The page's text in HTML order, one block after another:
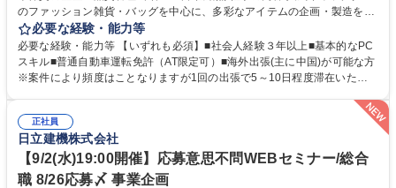
のファッション雑貨・バッグを中心に、多彩なアイテムの企画・製造を手
掛ける当社にて、自社企画・開発商品の生産管理・品質管理を担当。『か
わいい』を届けるやりがいのあるポジションです。 有名ブランドやキャラ
クターライセンスを活用した商品の企画・開発・販売を行っています。企
画段階から納品まで、商品の製造に関わる全てのプロセスにおいて、生産
場へ見積依頼・価格交渉、サンプルの品質確認や検査の手配、ライセンス
元様とのやり取り、輸入関連の書類の管理、国内倉庫での品質チェック、
工場開拓などがございます。 募集職種 【生産管理】キャラクターバック
や雑貨の生産・品質管理/年休125日/転勤無
必要な経験・能力等
必要な経験・能力等 【いずれも必須】■社会人経験３年以上■基本的なPC
スキル■普通自動車運転免許（AT限定可）■海外出張(主に中国)が可能な方
※案件により頻度はことなりますが1回の出張で5～10日程度滞在いただ
め、『コツコツと実直に取り組める方』 ・工場やライセンス元を含む社内
外関係者と友好なコミュニケーションが取れる方 ※折衝は営業担当がメイ
ンで行います。 学歴・資格 学歴：大学院 大学 高専 短大 専修学校 高校 語
学力： 資格：
正社員
日立建機株式会社
【9/2(水)19:00開催】応募意思不問WEBセミナー/総合
職 8/26応募〆 事業企画